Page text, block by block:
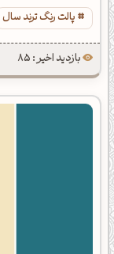
پالت رنگ ترند سال
بازدید اخیر : 85